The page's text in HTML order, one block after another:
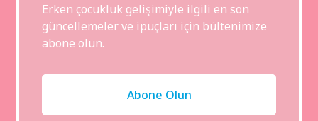
Erken çocukluk gelişimiyle ilgili en son
güncellemeler ve ipuçları için bültenimize
abone olun.
Abone Olun